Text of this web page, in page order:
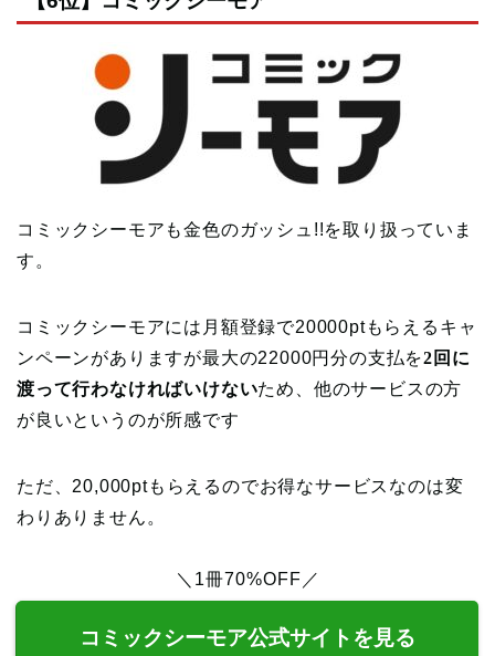
コミックシーモアも金色のガッシュ!!を取り扱っていま
す。
コミックシーモアには月額登録で20000ptもらえるキャ
ンペーンがありますが最大の22000円分の支払を2回に
渡って行わなければいけないため、他のサービスの方
が良いというのが所感です
ただ、20,000ptもらえるのでお得なサービスなのは変
わりありません。
＼1冊70%OFF／
コミックシーモア公式サイトを見る